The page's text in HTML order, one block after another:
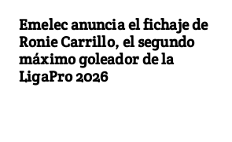
Emelec anuncia el fichaje de
Ronie Carrillo, el segundo
máximo goleador de la
LigaPro 2026